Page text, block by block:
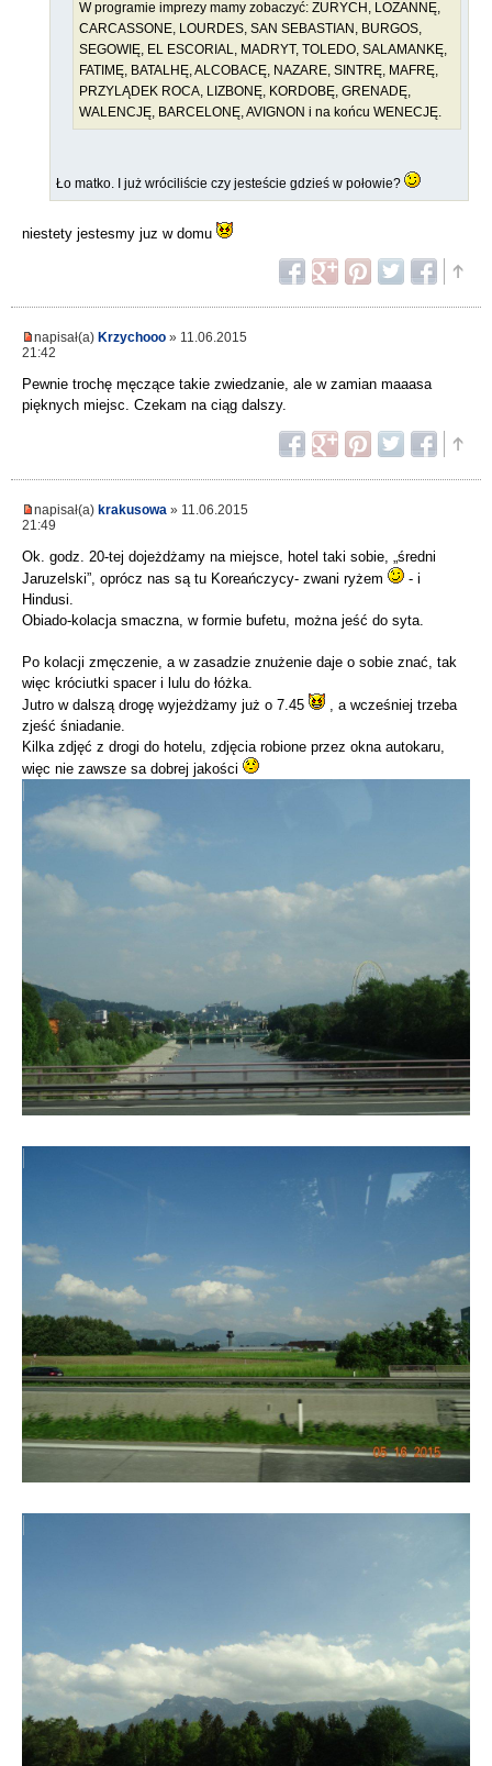
W programie imprezy mamy zobaczyć: ZURYCH, LOZANNĘ,
CARCASSONE, LOURDES, SAN SEBASTIAN, BURGOS,
SEGOWIĘ, EL ESCORIAL, MADRYT, TOLEDO, SALAMANKĘ,
FATIMĘ, BATALHĘ, ALCOBACĘ, NAZARE, SINTRĘ, MAFRĘ,
PRZYLĄDEK ROCA, LIZBONĘ, KORDOBĘ, GRENADĘ,
WALENCJĘ, BARCELONĘ, AVIGNON i na końcu WENECJĘ.
Ło matko. I już wróciliście czy jesteście gdzieś w połowie?
niestety jestesmy juz w domu
napisał(a) Krzychooo » 11.06.2015
21:42
Pewnie trochę męczące takie zwiedzanie, ale w zamian maaasa
pięknych miejsc. Czekam na ciąg dalszy.
napisał(a) krakusowa » 11.06.2015
21:49
Ok. godz. 20-tej dojeżdżamy na miejsce, hotel taki sobie, „średni
Jaruzelski”, oprócz nas są tu Koreańczycy- zwani ryżem
- i
Hindusi.
Obiado-kolacja smaczna, w formie bufetu, można jeść do syta.
Po kolacji zmęczenie, a w zasadzie znużenie daje o sobie znać, tak
więc króciutki spacer i lulu do łóżka.
Jutro w dalszą drogę wyjeżdżamy już o 7.45
, a wcześniej trzeba
zjeść śniadanie.
Kilka zdjęć z drogi do hotelu, zdjęcia robione przez okna autokaru,
więc nie zawsze sa dobrej jakości